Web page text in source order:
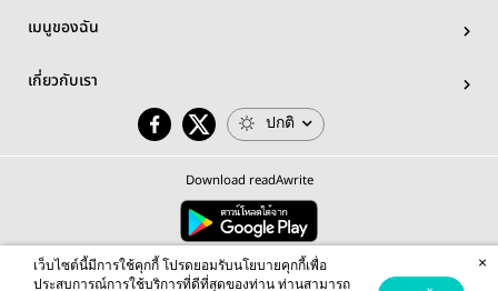
เมนูของฉัน
เกี่ยวกับเรา
ปกติ
Download readAwrite
© 2026 readAwrite.com by MEB Corporation Public Company Limited
This site is protected by reCAPTCHA and the Google Privacy Policy Terms of Serviceapply.
เว็บไซต์นี้มีการใช้คุกกี้ โปรดยอมรับนโยบายคุกกี้เพื่อ
ประสบการณ์การใช้บริการที่ดีที่สุดของท่าน ท่านสามารถ
×